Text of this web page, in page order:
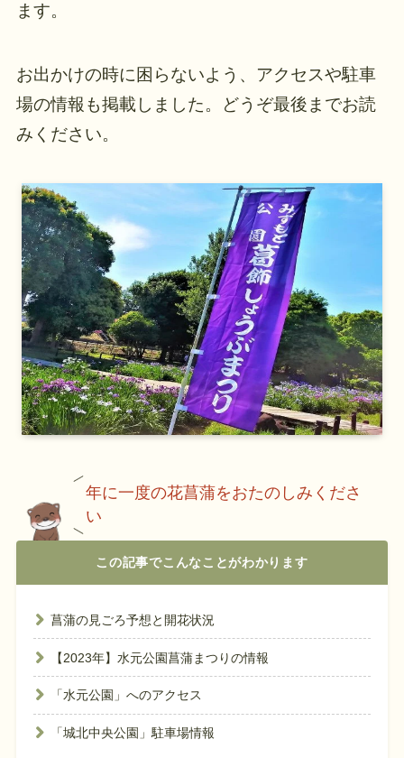
ます。
お出かけの時に困らないよう、アクセスや駐車
場の情報も掲載しました。どうぞ最後までお読
みください。
年に一度の花菖蒲をおたのしみくださ
い
この記事でこんなことがわかります
菖蒲の見ごろ予想と開花状況
【2023年】水元公園菖蒲まつりの情報
「水元公園」へのアクセス
「城北中央公園」駐車場情報